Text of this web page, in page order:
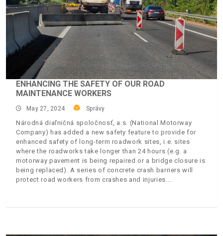
ENHANCING THE SAFETY OF OUR ROAD
MAINTENANCE WORKERS
May 27, 2024 Správy
Národná diaľničná spoločnosť, a.s. (National Motorway
Company) has added a new safety feature to provide for
enhanced safety of long-term roadwork sites, i.e. sites
where the roadworks take longer than 24 hours (e.g. a
motorway pavement is being repaired or a bridge closure is
being replaced). A series of concrete crash barriers will
protect road workers from crashes and injuries.